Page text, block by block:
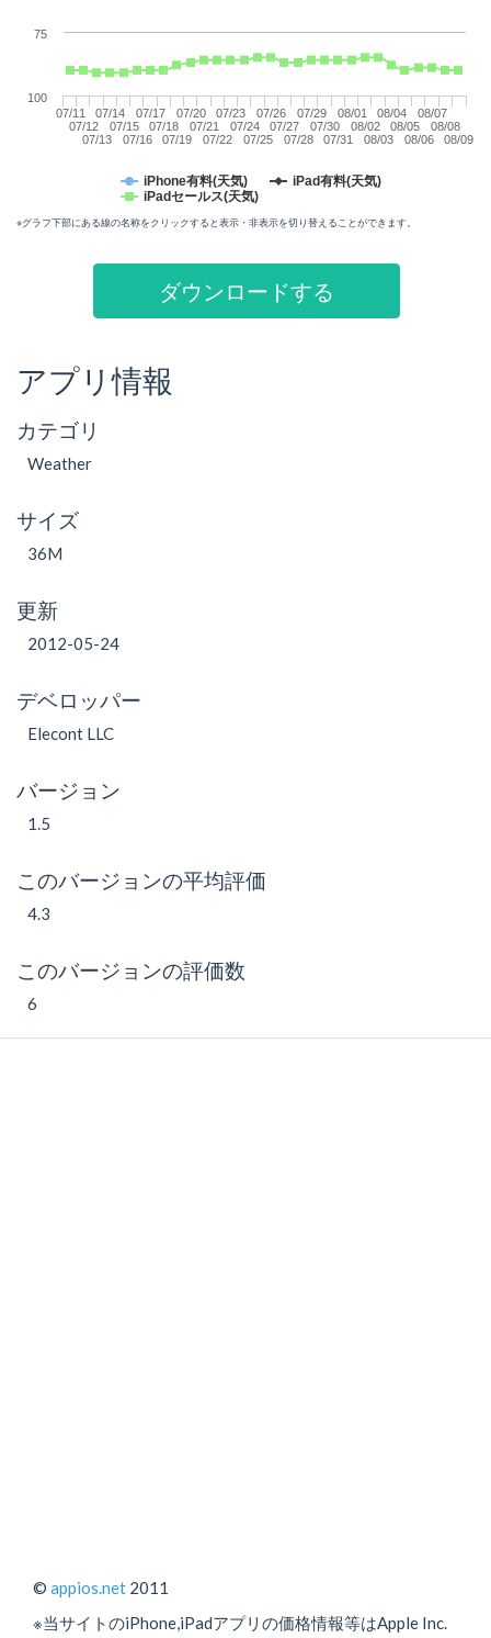
iPhone有料(天気)
iPad有料(天気)
iPadセールス(天気)
07/11
07/12
07/13
07/14
07/15
07/16
07/17
07/18
07/19
07/20
07/21
07/22
07/23
07/24
07/25
07/26
07/27
07/28
07/29
07/30
07/31
08/01
08/02
08/03
08/04
08/05
08/06
08/07
08/08
08/09
100
75
※グラフ下部にある線の名称をクリックすると表示・非表示を切り替えることができます。
ダウンロードする
アプリ情報
カテゴリ
Weather
サイズ
36M
更新
2012-05-24
デベロッパー
Elecont LLC
バージョン
1.5
このバージョンの平均評価
4.3
このバージョンの評価数
6
© appios.net 2011
※当サイトのiPhone,iPadアプリの価格情報等はApple Inc.